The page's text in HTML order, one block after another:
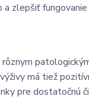
zlepšiť fungovanie
má tiež
pre dostatočnú